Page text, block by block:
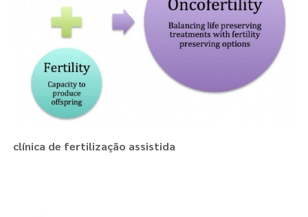
clínica de fertilização assistida